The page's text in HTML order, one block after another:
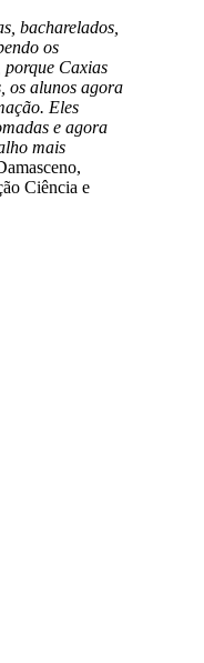
bacharelados,
os
porque Caxias
os alunos agora
Eles
e agora
mais
Ciência e